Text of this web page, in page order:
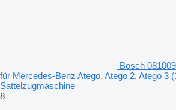
Bosch
für Mercedes-Benz Atego, Atego 2, Atego 3
Sattelzugmaschine
8